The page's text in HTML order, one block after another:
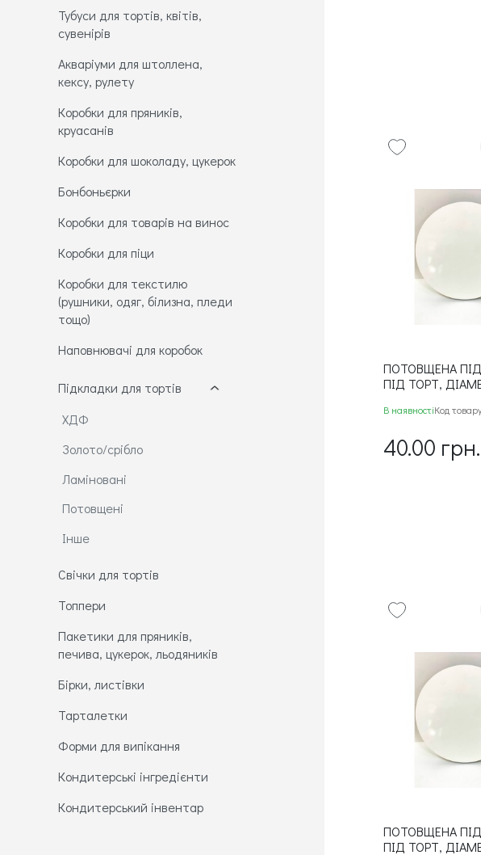
Тубуси для тортів, квітів,
сувенірів
Акваріуми для штоллена,
кексу, рулету
Коробки для пряників,
круасанів
Коробки для шоколаду, цукерок
Бонбоньєрки
Коробки для товарів на винос
Коробки для піци
Коробки для текстилю
(рушники, одяг, білизна, пледи
тощо)
Наповнювачі для коробок
Підкладки для тортів
ХДФ
Золото/срібло
Ламіновані
Потовщені
Інше
Свічки для тортів
Топпери
Пакетики для пряників,
печива, цукерок, льодяників
Бірки, листівки
Тарталетки
Форми для випікання
Кондитерські інгредієнти
Кондитерський інвентар
ПОТОВЩЕНА
ПІД ТОРТ,
В наявностіКод
40.00 грн.
ПОТОВЩЕНА
ПІД ТОРТ,